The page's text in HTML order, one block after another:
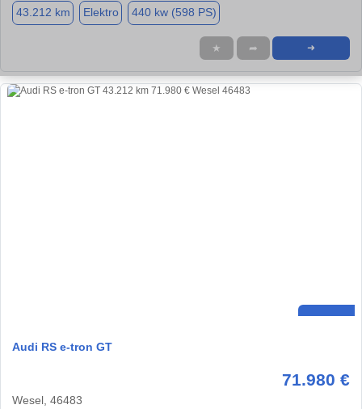
43.212 km Elektro 440 kw (598 PS)
★ ➦ ➜
Audi RS e-tron GT
71.980 €
Wesel, 46483